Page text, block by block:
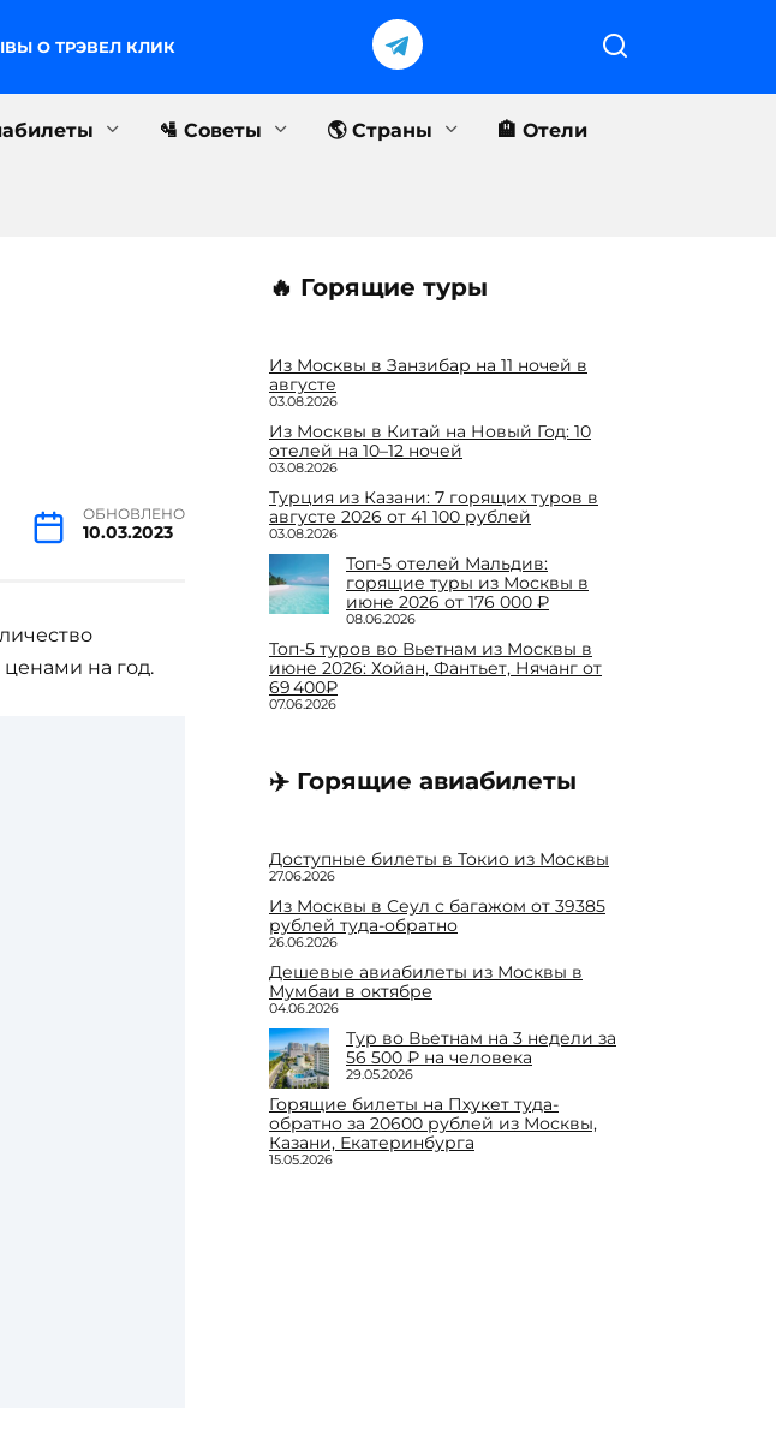
О ТРЭВЕЛ КЛИК
🛂 Советы 🌎 Страны 🏨 Отели
ОБНОВЛЕНО
10.03.2023
ценами на год.
🔥 Горящие туры
Из Москвы в Занзибар на 11 ночей в
августе
03.08.2026
Из Москвы в Китай на Новый Год: 10
отелей на 10–12 ночей
03.08.2026
Турция из Казани: 7 горящих туров в
августе 2026 от 41 100 рублей
03.08.2026
Топ-5 отелей Мальдив:
горящие туры из Москвы в
июне 2026 от 176 000 ₽
08.06.2026
Топ-5 туров во Вьетнам из Москвы в
июне 2026: Хойан, Фантьет, Нячанг от
69 400₽
07.06.2026
✈️ Горящие авиабилеты
Доступные билеты в Токио из Москвы
27.06.2026
Из Москвы в Сеул с багажом от 39385
рублей туда-обратно
26.06.2026
Дешевые авиабилеты из Москвы в
Мумбаи в октябре
04.06.2026
Тур во Вьетнам на 3 недели за
56 500 ₽ на человека
29.05.2026
Горящие билеты на Пхукет туда-
обратно за 20600 рублей из Москвы,
Казани, Екатеринбурга
15.05.2026